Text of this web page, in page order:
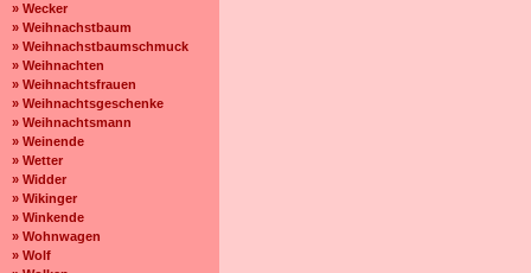
» Wecker
» Weihnachstbaum
» Weihnachstbaumschmuck
» Weihnachten
» Weihnachtsfrauen
» Weihnachtsgeschenke
» Weihnachtsmann
» Weinende
» Wetter
» Widder
» Wikinger
» Winkende
» Wohnwagen
» Wolf